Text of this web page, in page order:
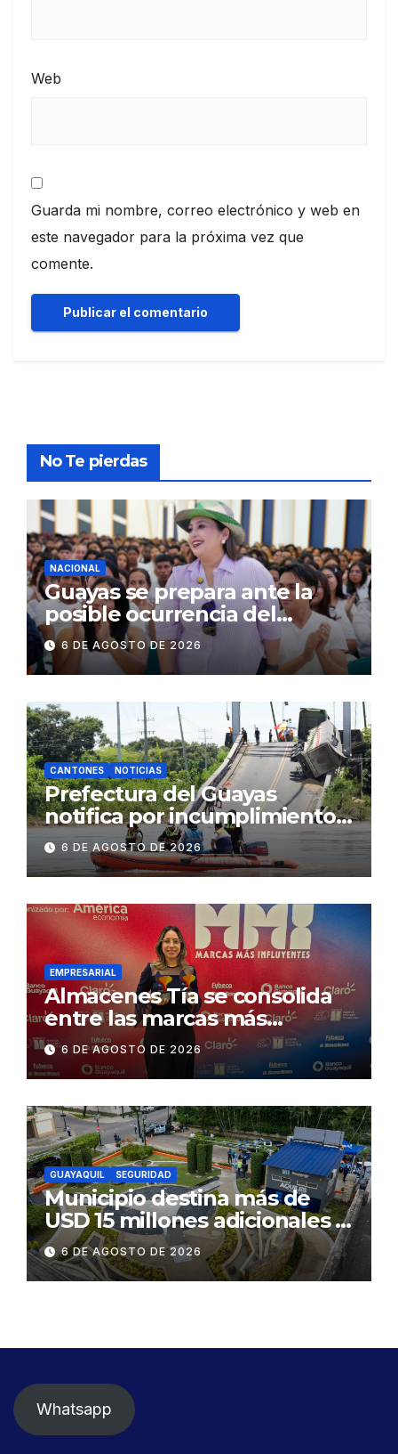
Web
Guarda mi nombre, correo electrónico y web en
este navegador para la próxima vez que
comente.
No Te pierdas
NACIONAL
Guayas se prepara ante la
posible ocurrencia del
fenómeno de El Niño:
Gobierno Nacional capacita a
2.500 jóvenes
6 DE AGOSTO DE 2026
CANTONES NOTICIAS
Prefectura del Guayas
notifica por incumplimiento
contractual a la
Concesionaria CONORTE y
exige celeridad en
desmontaje del puente
Gonzalo Icaza Cornejo, en
Daule
6 DE AGOSTO DE 2026
EMPRESARIAL
Almacenes Tía se consolida
entre las marcas más
influyentes del Ecuador
6 DE AGOSTO DE 2026
GUAYAQUIL SEGURIDAD
Municipio destina más de
USD 15 millones adicionales a
SEGURA EP para fortalecer la
seguridad ciudadana
6 DE AGOSTO DE 2026
Whatsapp